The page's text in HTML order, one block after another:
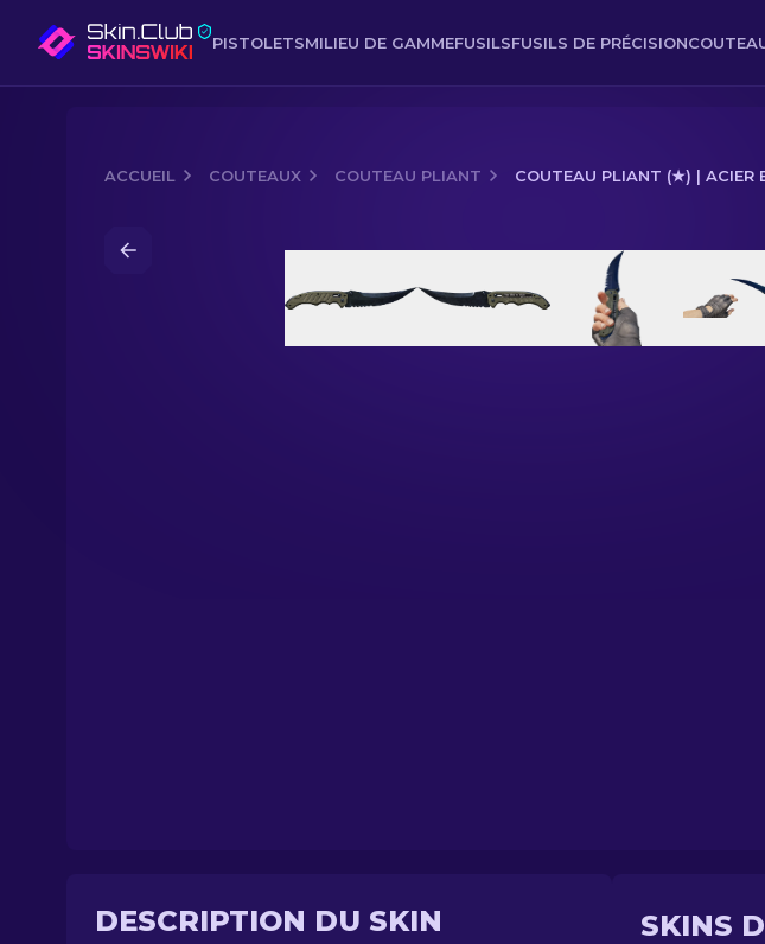
PISTOLETSMILIEU DE GAMMEFUSILSFUSILS DE PRÉCISION
ACCUEIL COUTEAUX COUTEAU PLIANT COUTEAU PLIANT (★) | ACIER
DESCRIPTION DU SKIN SKINS